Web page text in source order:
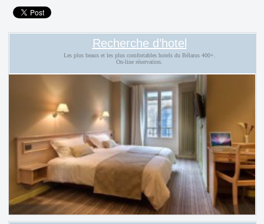
Recherche d’hotel
Les plus beaux et les plus comfortables hotels du Bélarus 400+.
On-line réservation.